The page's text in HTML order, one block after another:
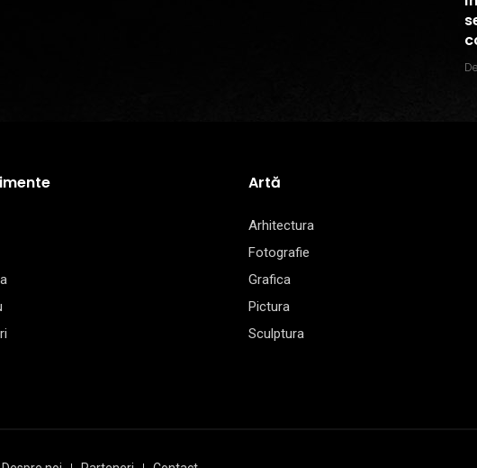
De
Artă
Arhitectura
Fotografie
Grafica
Pictura
Sculptura